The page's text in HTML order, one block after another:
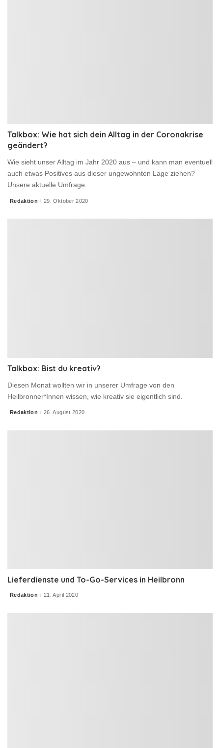
Talkbox: Wie hat sich dein Alltag in der Coronakrise
geändert?
Wie sieht unser Alltag im Jahr 2020 aus – und kann man eventuell
auch etwas Positives aus dieser ungewohnten Lage ziehen?
Unsere aktuelle Umfrage.
Posted
Redaktion 29. Oktober 2020
Talkbox: Bist du kreativ?
Diesen Monat wollten wir in unserer Umfrage von den
Heilbronner*Innen wissen, wie kreativ sie eigentlich sind.
Posted
Redaktion 26. August 2020
Lieferdienste und To-Go-Services in Heilbronn
Posted
Redaktion 21. April 2020